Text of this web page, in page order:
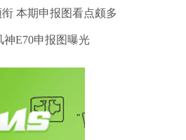
衔 本期申报图看点颇多
神E70申报图曝光